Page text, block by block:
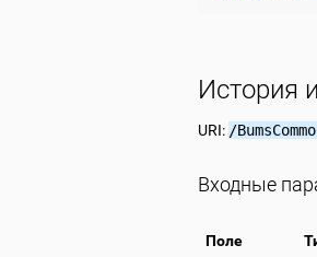
История
URI: /
Входные
Поле